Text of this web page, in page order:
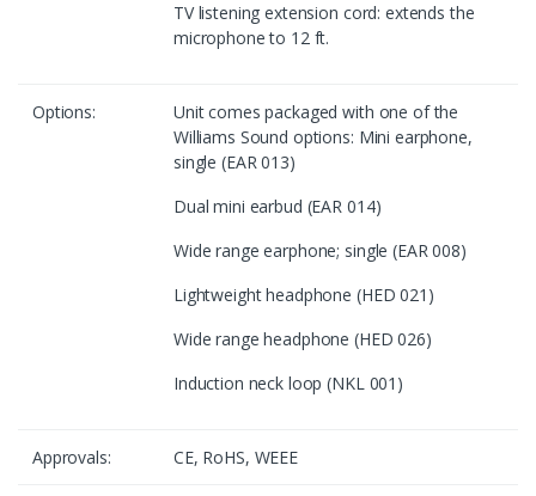
TV listening extension cord: extends the
microphone to 12 ft.
Options:
Unit comes packaged with one of the
Williams Sound options: Mini earphone,
single (EAR 013)
Dual mini earbud (EAR 014)
Wide range earphone; single (EAR 008)
Lightweight headphone (HED 021)
Wide range headphone (HED 026)
Induction neck loop (NKL 001)
Approvals: CE, RoHS, WEEE